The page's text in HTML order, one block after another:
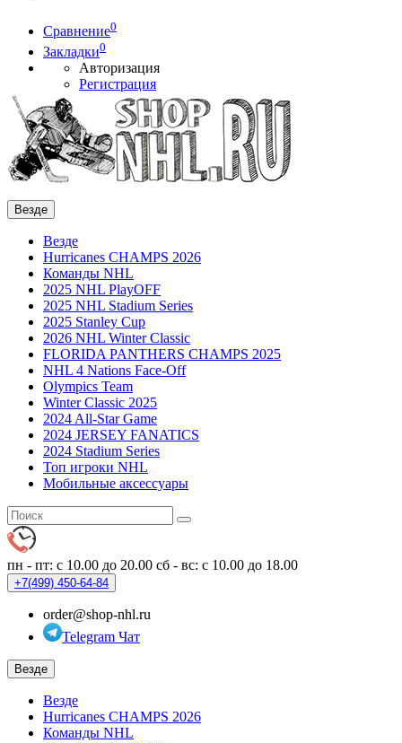
Сравнение0
Закладки0
Авторизация
Регистрация
Везде
Везде
Hurricanes CHAMPS 2026
Команды NHL
2025 NHL PlayOFF
2025 NHL Stadium Series
2025 Stanley Cup
2026 NHL Winter Classic
FLORIDA PANTHERS CHAMPS 2025
NHL 4 Nations Face-Off
Olympics Team
Winter Classic 2025
2024 All-Star Game
2024 JERSEY FANATICS
2024 Stadium Series
Топ игроки NHL
Мобильные аксессуары
пн - пт: с 10.00 до 20.00 сб - вс: с 10.00 до 18.00
+7(499) 450-64-84
order@shop-nhl.ru
Telegram Чат
Везде
Везде
Hurricanes CHAMPS 2026
Команды NHL